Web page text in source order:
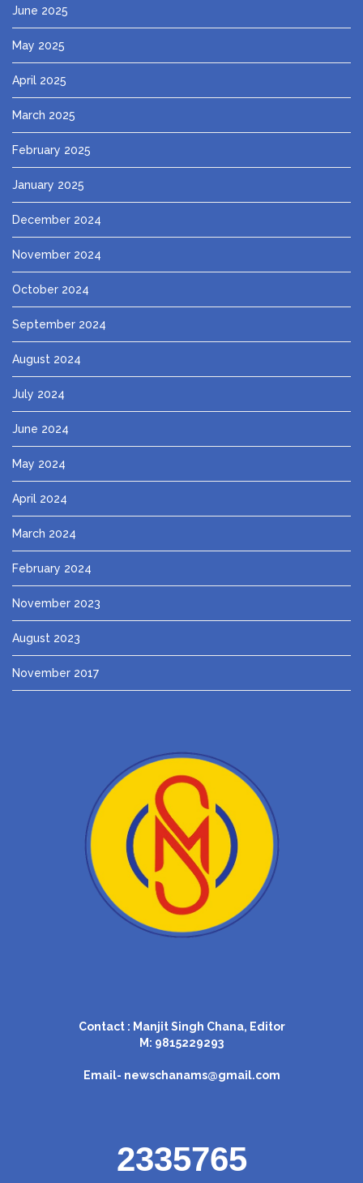
June 2025
May 2025
April 2025
March 2025
February 2025
January 2025
December 2024
November 2024
October 2024
September 2024
August 2024
July 2024
June 2024
May 2024
April 2024
March 2024
February 2024
November 2023
August 2023
November 2017
Contact : Manjit Singh Chana, Editor
M: 9815229293
Email- newschanams@gmail.com
2335765